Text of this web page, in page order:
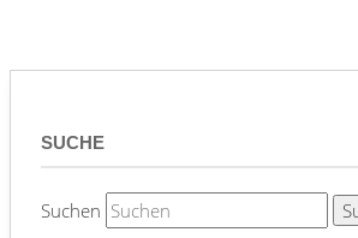
SUCHE
Suchen